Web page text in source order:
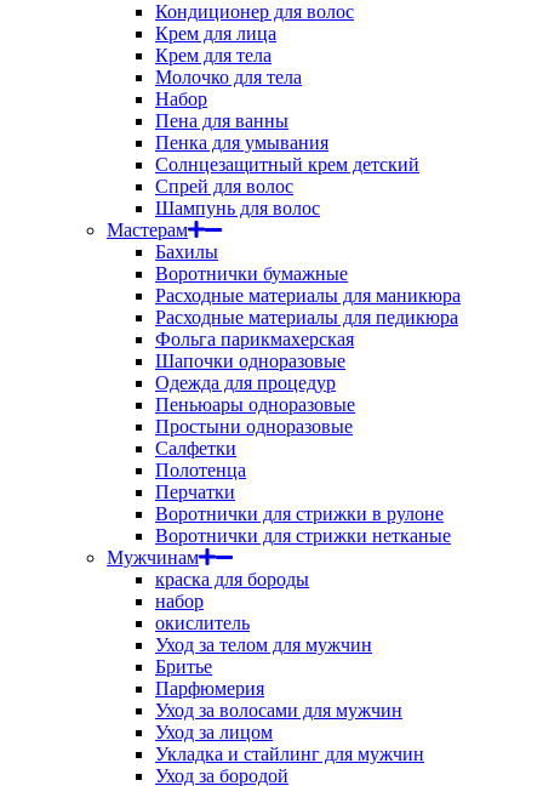
Кондиционер для волос
Крем для лица
Крем для тела
Молочко для тела
Набор
Пена для ванны
Пенка для умывания
Солнцезащитный крем детский
Спрей для волос
Шампунь для волос
Мастерам
Бахилы
Воротнички бумажные
Расходные материалы для маникюра
Расходные материалы для педикюра
Фольга парикмахерская
Шапочки одноразовые
Одежда для процедур
Пеньюары одноразовые
Простыни одноразовые
Салфетки
Полотенца
Перчатки
Воротнички для стрижки в рулоне
Воротнички для стрижки нетканые
Мужчинам
краска для бороды
набор
окислитель
Уход за телом для мужчин
Бритье
Парфюмерия
Уход за волосами для мужчин
Уход за лицом
Укладка и стайлинг для мужчин
Уход за бородой